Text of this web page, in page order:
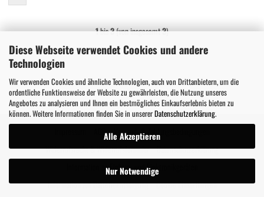
Diese Webseite verwendet Cookies und andere
Technologien
Wir verwenden Cookies und ähnliche Technologien, auch von Drittanbietern, um die
ordentliche Funktionsweise der Website zu gewährleisten, die Nutzung unseres
Angebotes zu analysieren und Ihnen ein bestmögliches Einkaufserlebnis bieten zu
können. Weitere Informationen finden Sie in unsererDatenschutzerklärung.
Alle Akzeptieren
Nur Notwendige
1bis3(von insgesamt3)
AGB
Versand- & Zahlungsbedingungen
Widerrufsrecht & Widerrufsformular
Datenschutzerklärung
Information zu Elektro- und Elektronikgeräten
Information zur Batterieentsorgung
Cookie Einstellungen